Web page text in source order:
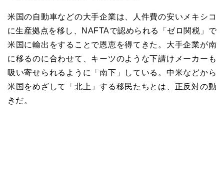
米国の自動車などの大手企業は、人件費の安いメキシコ
に生産拠点を移し、NAFTAで認められる「ゼロ関税」で
米国に輸出をすることで恩恵を得てきた。大手企業が南
に移るのに合わせて、キーツのような下請けメーカーも
吸い寄せられるように「南下」している。中米などから
米国をめざして「北上」する移民たちとは、正反対の動
きだ。